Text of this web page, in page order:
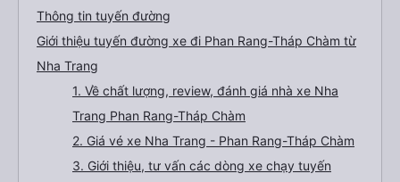
Thông tin tuyến đường
Giới thiệu tuyến đường xe đi Phan Rang-Tháp Chàm từ
Nha Trang
1. Về chất lượng, review, đánh giá nhà xe Nha
Trang Phan Rang-Tháp Chàm
2. Giá vé xe Nha Trang - Phan Rang-Tháp Chàm
3. Giới thiệu, tư vấn các dòng xe chạy tuyến